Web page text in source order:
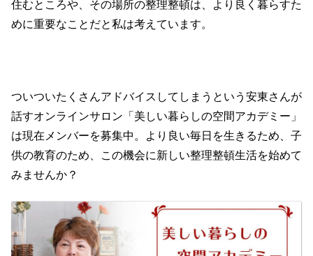
住むところや、その場所の整理整頓は、より良く暮らすた
めに重要なことだと私は考えています。
ついついたくさんアドバイスしてしまうという安東さんが
話すオンラインサロン「美しい暮らしの空間アカデミー」
は現在メンバーを募集中。より良い毎日を生きるため、子
供の教育のため、この機会に新しい整理整頓生活を始めて
みませんか？